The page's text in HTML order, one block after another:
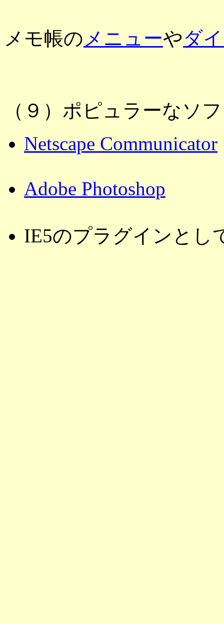
メモ帳の メニューやダ
（９）ポピュラーなソ
Netscape Communicator
Adobe Photoshop
IE5のプラグインとし